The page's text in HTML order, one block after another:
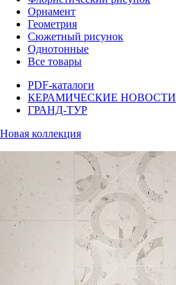
Орнамент
Геометрия
Сюжетный рисунок
Однотонные
Все товары
PDF-каталоги
КЕРАМИЧЕСКИЕ НОВОСТИ
ГРАНД-ТУР
Новая коллекция